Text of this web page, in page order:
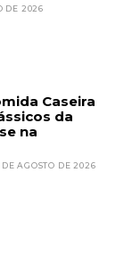
DE 2026
Caseira
da
na
DE AGOSTO DE 2026